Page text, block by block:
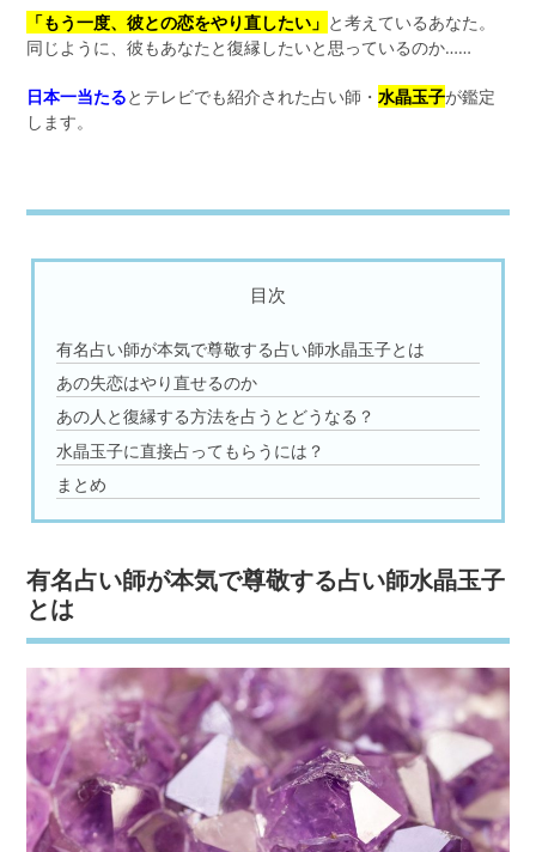
「もう一度、彼との恋をやり直したい」 と考えているあなた。
同じように、彼もあなたと復縁したいと思っているのか……
日本一当たるとテレビでも紹介された占い師・水晶玉子が鑑定
します。
目次
有名占い師が本気で尊敬する占い師水晶玉子とは
あの失恋はやり直せるのか
あの人と復縁する方法を占うとどうなる？
水晶玉子に直接占ってもらうには？
まとめ
有名占い師が本気で尊敬する占い師水晶玉子
とは